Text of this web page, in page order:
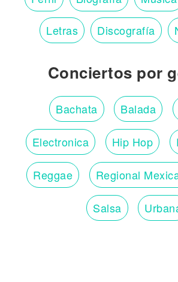
Letras Discografía
Conciertos por
Bachata Balada
Electronica Hip Hop
Reggae Regional
Salsa